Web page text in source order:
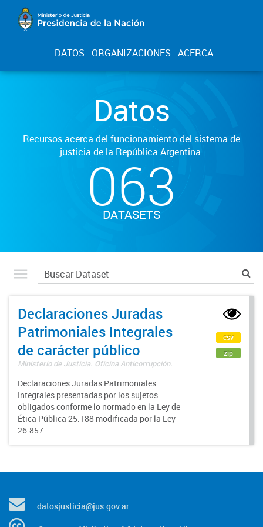
DATOS ORGANIZACIONES ACERCA
Datos
Recursos acerca del funcionamiento del sistema de
justicia de la República Argentina.
063
DATASETS
Declaraciones Juradas
Patrimoniales Integrales
de carácter público
Ministerio de Justicia. Oficina Anticorrupción.
Declaraciones Juradas Patrimoniales
Integrales presentadas por los sujetos
obligados conforme lo normado en la Ley de
Ética Pública 25.188 modificada por la Ley
26.857.
csv
zip
datosjusticia@jus.gov.ar